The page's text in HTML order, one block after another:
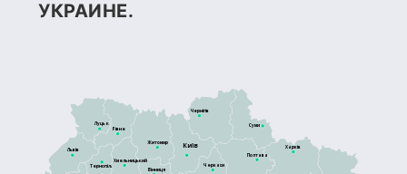
УКРАИНЕ.
Луцьк
Київ
Житомир
Тернопіль
Рівне
Львів
Харків
Полтава
Черкаси
Суми
Чернігів
Вінниця
Хмельницький